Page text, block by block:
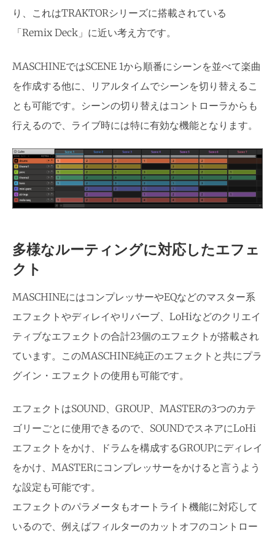
り、これはTRAKTORシリーズに搭載されている
「Remix Deck」に近い考え方です。
MASCHINEではSCENE 1から順番にシーンを並べて楽曲
を作成する他に、リアルタイムでシーンを切り替えるこ
とも可能です。シーンの切り替えはコントローラからも
行えるので、ライブ時には特に有効な機能となります。
多様なルーティングに対応したエフェ
クト
MASCHINEにはコンプレッサーやEQなどのマスター系
エフェクトやディレイやリバーブ、LoHiなどのクリエイ
ティブなエフェクトの合計23個のエフェクトが搭載され
ています。このMASCHINE純正のエフェクトと共にプラ
グイン・エフェクトの使用も可能です。
エフェクトはSOUND、GROUP、MASTERの3つのカテ
ゴリーごとに使用できるので、SOUNDでスネアにLoHi
エフェクトをかけ、ドラムを構成するGROUPにディレイ
をかけ、MASTERにコンプレッサーをかけると言うよう
な設定も可能です。
エフェクトのパラメータもオートライト機能に対応して
いるので、例えばフィルターのカットオフのコントロー